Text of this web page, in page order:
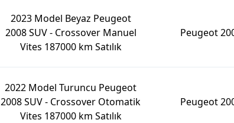
2023 Model Beyaz Peugeot
2008 SUV - Crossover Manuel
Vites 187000 km Satılık
Peugeot
2022 Model Turuncu Peugeot
2008 SUV - Crossover Otomatik
Vites 187000 km Satılık
Peugeot